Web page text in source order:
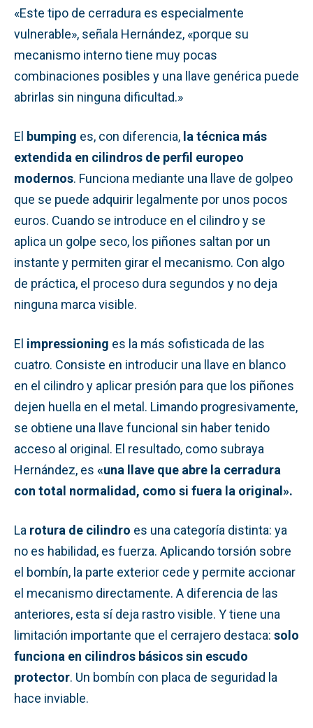
«Este tipo de cerradura es especialmente
vulnerable», señala Hernández, «porque su
mecanismo interno tiene muy pocas
combinaciones posibles y una llave genérica puede
abrirlas sin ninguna dificultad.»
El bumping es, con diferencia, la técnica más
extendida en cilindros de perfil europeo
modernos. Funciona mediante una llave de golpeo
que se puede adquirir legalmente por unos pocos
euros. Cuando se introduce en el cilindro y se
aplica un golpe seco, los piñones saltan por un
instante y permiten girar el mecanismo. Con algo
de práctica, el proceso dura segundos y no deja
ninguna marca visible.
El impressioning es la más sofisticada de las
cuatro. Consiste en introducir una llave en blanco
en el cilindro y aplicar presión para que los piñones
dejen huella en el metal. Limando progresivamente,
se obtiene una llave funcional sin haber tenido
acceso al original. El resultado, como subraya
Hernández, es «una llave que abre la cerradura
con total normalidad, como si fuera la original».
La rotura de cilindro es una categoría distinta: ya
no es habilidad, es fuerza. Aplicando torsión sobre
el bombín, la parte exterior cede y permite accionar
el mecanismo directamente. A diferencia de las
anteriores, esta sí deja rastro visible. Y tiene una
limitación importante que el cerrajero destaca: solo
funciona en cilindros básicos sin escudo
protector. Un bombín con placa de seguridad la
hace inviable.